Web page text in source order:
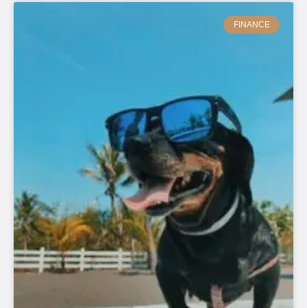
FINANCE